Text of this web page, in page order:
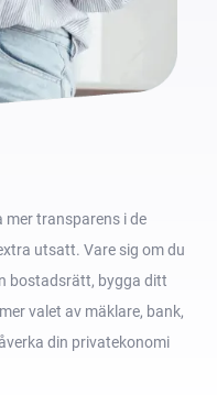
transparens i de
utsatt. Vare sig om du
bostadsrätt, bygga ditt
valet av mäklare, bank,
din privatekonomi